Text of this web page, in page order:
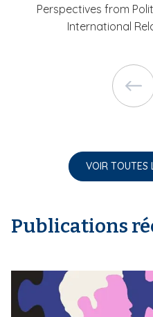
Perspectives from
International
VOIR TOUTES
Publications